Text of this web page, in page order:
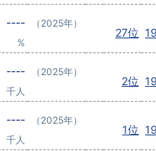
----
%
（2025年）
27位
----
千人
（2025年）
2位
----
千人
（2025年）
1位